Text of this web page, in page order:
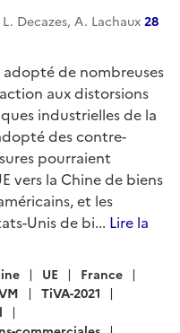
Decazes, A. Lachaux 28
adopté de nombreuses
aux distorsions
industrielles de la
des contre-
pourraient
vers la Chine de biens
et les
Unis de bi... Lire la
UE
France
TiVA-2021